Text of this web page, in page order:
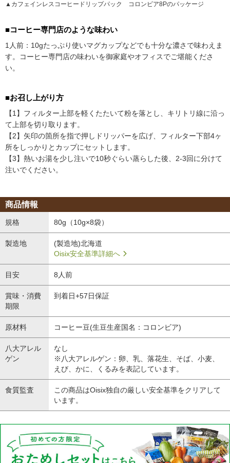
▲カフェインレスコーヒードリップパック コロンビア8Pのパッケージ
■コーヒー専門店のような味わい
1人前：10gたっぷり使いマグカップなどでも十分な濃さで味わえま
す。コーヒー専門店の味わいを御家庭やオフィスでご堪能くださ
い。
■お召し上がり方
【1】フィルター上部を軽くたたいて粉を落とし、キリトリ線に沿っ
て上部を切り取ります。
【2】矢印の箇所を指で押しドリッパーを広げ、フィルター下部4ヶ
所をしっかりとカップにセットします。
【3】熱いお湯を少し注いで10秒ぐらい蒸らした後、2-3回に分けて
注いでください。